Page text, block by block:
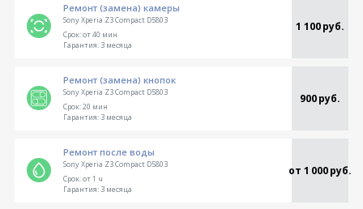
Ремонт (замена) камеры
Sony Xperia Z3 Compact D5803 1 100 руб.
Срок:от 40 мин
Гарантия:3 месяца
Ремонт (замена) кнопок
Sony Xperia Z3 Compact D5803 900 руб.
Срок:20 мин
Гарантия:3 месяца
Ремонт после воды
Sony Xperia Z3 Compact D5803 от 1 000 руб.
Срок:от 1 ч
Гарантия:3 месяца